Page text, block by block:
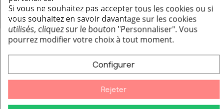
Aperçu rapide
Cales en bois 180 x 80 x 20 mm - Carton de 10
6,90 €
Ajouter au panier
Autres produits de la catégorie Outillage
Si vous ne souhaitez pas accepter tous les cookies ou si
vous souhaitez en savoir davantage sur les cookies
utilisés, cliquez sur le bouton "Personnaliser".Vous
pourrez modifier votre choix à tout moment.
Configurer
Rejeter